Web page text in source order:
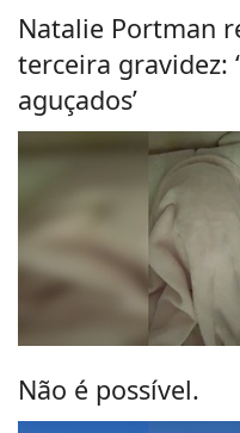
Natalie Portman
terceira gravidez:
aguçados’
Não é possível.